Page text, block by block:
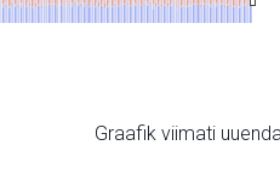
Graafik viimati